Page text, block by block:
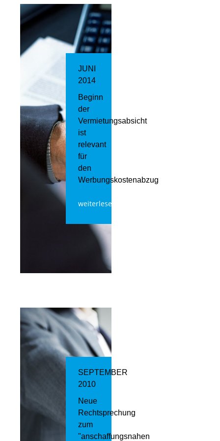
JUNI
2014
Beginn
der
Vermietungsabsicht
ist
relevant
für
den
Werbungskostenabzug
weiterlesen
SEPTEMBER
2010
Neue
Rechtsprechung
zum
"anschaffungsnahen